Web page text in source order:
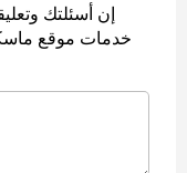
إن أسئلتك
خدمات موقع